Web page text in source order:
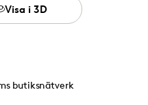
Visa i 3D
butiksnätverk